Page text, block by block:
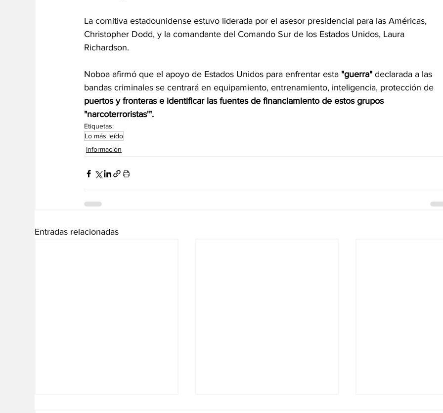
La comitiva estadounidense estuvo liderada por el asesor presidencial para las Américas,
Christopher Dodd, y la comandante del Comando Sur de los Estados Unidos, Laura
Richardson.
Noboa afirmó que el apoyo de Estados Unidos para enfrentar esta "guerra" declarada a las
bandas criminales se centrará en equipamiento, entrenamiento, inteligencia, protección de
puertos y fronteras e identificar las fuentes de financiamiento de estos grupos
"narcoterroristas'".
Etiquetas:
Lo más leído
Información
Entradas relacionadas